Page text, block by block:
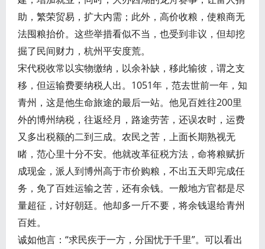
助，繁荣贸易，扩大内需；此外，高价收粮，使粮商无
法囤粮抬价。这些举措看似不当，也受到非议，但却挖
掘了民间财力，杭州平安度荒。
宋代税收常以实物缴纳，以余补缺，移此输彼，谓之支
移，但运输费要纳税人出。1051年，范去世前一年，知
青州，这是他生命旅途的最后一站。他见百姓往200里
外的博州纳税，往返经月，路途劳苦，还误农时，运费
又多出税额的二到三成。农民之苦，上面长期熟视无
睹，范心里十分不安。他就改革征税方法，命将粮赋折
成现金，派人到博州高于市价购粮，不出五天即完成任
务，免了百姓运输之苦，还有余钱。一般地方官都是尽
量超征，讨好朝廷。他却多一斤不要，将余钱退给青州
百姓。
诚如他言：“求民疾于一方，分国忧于千里”。可以看出